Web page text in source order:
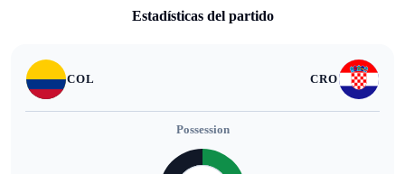
Estadísticas del partido
COL CRO
Possession